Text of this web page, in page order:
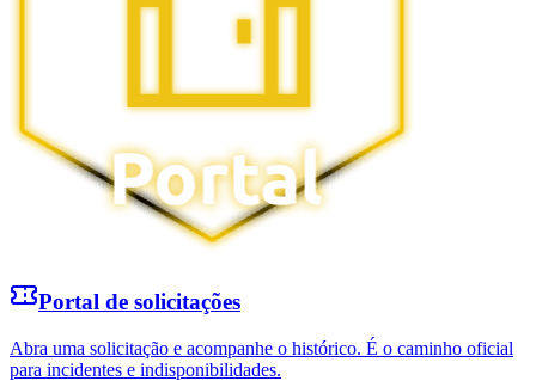
Portal de solicitações
Abra uma solicitação e acompanhe o histórico. É o caminho oficial
para incidentes e indisponibilidades.